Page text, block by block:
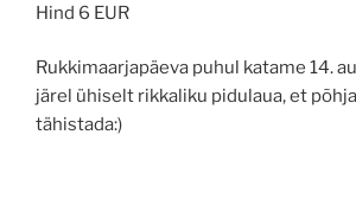
Hind 6 EUR
Rukkimaarjapäeva puhul katame 14.
järel ühiselt rikkaliku pidulaua, et
tähistada:)